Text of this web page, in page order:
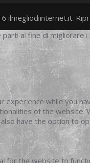
ilmegliodiinternet.it.
al fine di migliorare
experience while you
of the
have the option to
for the website to